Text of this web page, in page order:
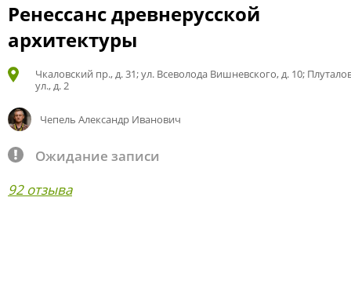
Ренессанс древнерусской
архитектуры
Чкаловский пр., д. 31; ул. Всеволода Вишневского, д. 10;
ул., д. 2
Чепель Александр Иванович
Ожидание записи
92 отзыва